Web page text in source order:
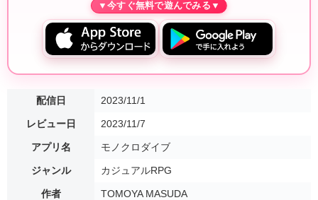
配信日 2023/11/1
レビュー日 2023/11/7
アプリ名 モノクロダイブ
ジャンル カジュアルRPG
作者 TOMOYA MASUDA